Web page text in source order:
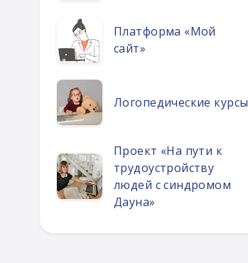
Платформа «Мой
сайт»
Логопедические курсы
Проект «На пути к
трудоустройству
людей с синдромом
Дауна»